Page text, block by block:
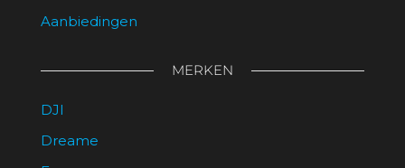
Aanbiedingen
MERKEN
DJI
Dreame